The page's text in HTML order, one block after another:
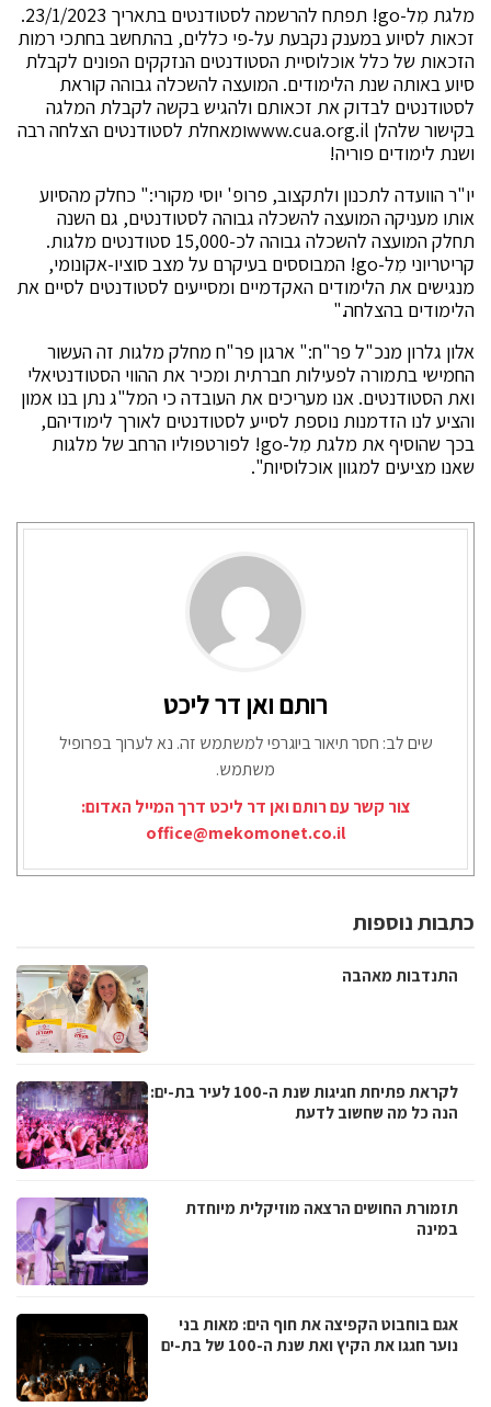
מלגת מִל-go! תפתח להרשמה לסטודנטים בתאריך 23/1/2023.
זכאות לסיוע במענק נקבעת על-פי כללים, בהתחשב בחתכי רמות
הזכאות של כלל אוכלוסיית הסטודנטים הנזקקים הפונים לקבלת
סיוע באותה שנת הלימודים. המועצה להשכלה גבוהה קוראת
לסטודנטים לבדוק את זכאותם ולהגיש בקשה לקבלת המלגה
בקישור שלהלן www.cua.org.ilומאחלת לסטודנטים הצלחה רבה
ושנת לימודים פוריה!
יו"ר הוועדה לתכנון ולתקצוב, פרופ' יוסי מקורי:" כחלק מהסיוע
אותו מעניקה המועצה להשכלה גבוהה לסטודנטים, גם השנה
תחלק המועצה להשכלה גבוהה לכ-15,000 סטודנטים מלגות.
קריטריוני מִל-go! המבוססים בעיקרם על מצב סוציו-אקונומי,
מנגישים את הלימודים האקדמיים ומסייעים לסטודנטים לסיים את
הלימודים בהצלחה."
אלון גלרון מנכ"ל פר"ח:" ארגון פר"ח מחלק מלגות זה העשור
החמישי בתמורה לפעילות חברתית ומכיר את ההווי הסטודנטיאלי
ואת הסטודנטים. אנו מעריכים את העובדה כי המל"ג נתן בנו אמון
והציע לנו הזדמנות נוספת לסייע לסטודנטים לאורך לימודיהם,
בכך שהוסיף את מלגת מִל-go! לפורטפוליו הרחב של מלגות
שאנו מציעים למגוון אוכלוסיות".
רותם ואן דר ליכט
שים לב: חסר תיאור ביוגרפי למשתמש זה. נא לערוך בפרופיל
משתמש.
צור קשר עם רותם ואן דר ליכט דרך המייל האדום:
office@mekomonet.co.il
כתבות נוספות
התנדבות מאהבה
לקראת פתיחת חגיגות שנת ה-100 לעיר בת-ים:
הנה כל מה שחשוב לדעת
תזמורת החושים הרצאה מוזיקלית מיוחדת
במינה
אגם בוחבוט הקפיצה את חוף הים: מאות בני
נוער חגגו את הקיץ ואת שנת ה-100 של בת-ים